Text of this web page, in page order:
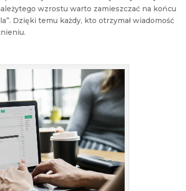
wzrostu warto zamieszczać na końcu
Dzięki temu każdy, kto otrzymał wiadomość